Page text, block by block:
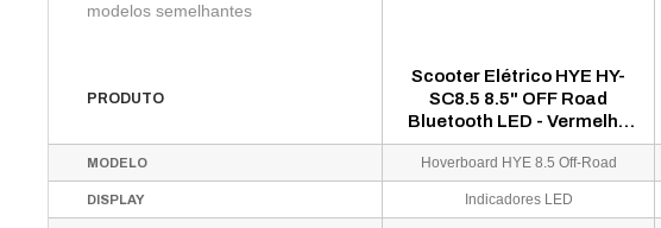
modelos semelhantes
PRODUTO
Scooter Elétrico HYE HY-
SC8.5 8.5" OFF Road
Bluetooth LED - Vermelho
Fogo
MODELO Hoverboard HYE 8.5 Off-Road
DISPLAY Indicadores LED